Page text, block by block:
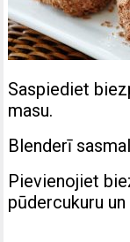
Saspiediet
masu.
Blenderī
Pievienojiet
pūdercukuru un